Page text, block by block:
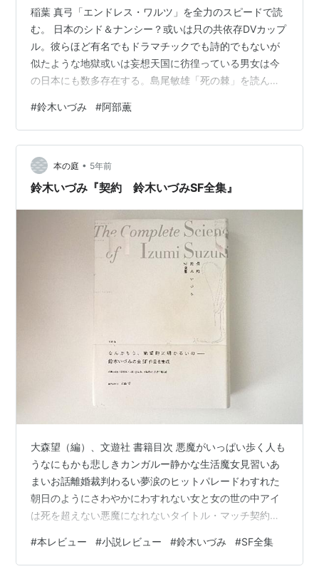
稲葉 真弓「エンドレス・ワルツ」を全力のスピードで読
む。 日本のシド＆ナンシー？或いは只の共依存DVカップ
ル。彼らほど有名でもドラマチックでも詩的でもないが
似たような地獄或いは妄想天国に彷徨っている男女は今
の日本にも数多存在する。島尾敏雄「死の棘」を読んだ
のに拙者は完全に不感症であり何のシンパシーも覚えな
いのである。まして読売新聞記者のグレちゃった娘と病
的ナルシズム・ミュージシャンの＜破滅的＞恋愛物語な
んて、特攻体験を背負った島尾夫妻とさえ比較にもなら
ない。こんなのよりナル＆マサコの方がよっぽど興味深
#鈴木いづみ #阿部薫
本の庭 • 5年前
鈴木いづみ『契約 鈴木いづみSF全集』
大森望（編）、文遊社 書籍目次 悪魔がいっぱい歩く人も
うなにもかも悲しきカンガルー静かな生活魔女見習いあ
まいお話離婚裁判わるい夢涙のヒットパレードわすれた
朝日のようにさわやかにわすれない女と女の世の中アイ
は死を超えない悪魔になれないタイトル・マッチ契約水
ップ・サイド・ダウンペパーミント・ラブ・ストーリィ
ユー・メイ・ドリーム夜のピクニックカラッポがいっぱ
#本レビュー #小説レビュー #鈴木いづみ #SF全集